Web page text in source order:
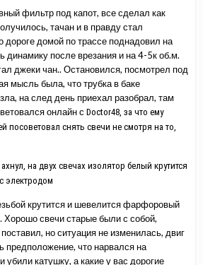
фильтр под капот, все сделал как
тачан и в правду стал
дороге домой по трассе поднадовил на
динамику после врезания и на 4-5к об.м.
джеки чан.. Остановился, посмотрел под
мысль была, что трубка в баке
на след день приехал разобрал, там
онлайн с Doctor48, за что ему
посоветовал снять свечи не смотря на то,
на двух свечах изолятор белый крутится
электродом
крутится и шевелится фарфоровый
Хорошо свечи старые были с собой,
но ситуация не изменилась, двиг
предположение, что нарвался на
убили катушку, а какие у вас дорогие